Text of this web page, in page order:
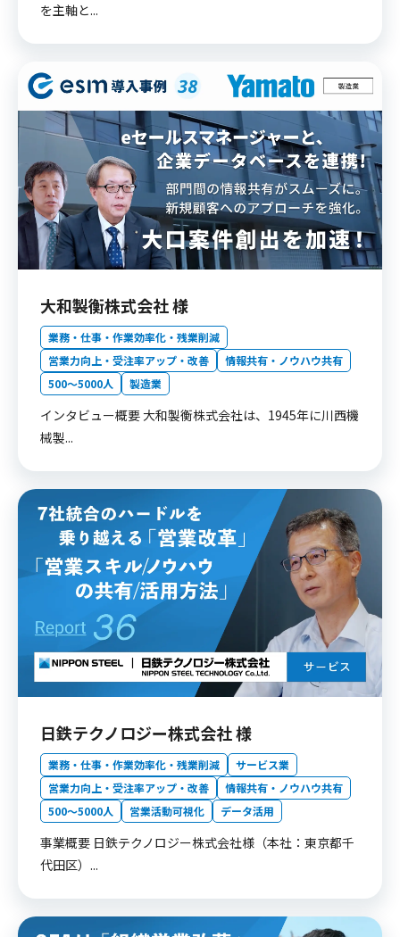
を主軸と...
大和製衡株式会社 様
業務・仕事・作業効率化・残業削減
営業力向上・受注率アップ・改善
情報共有・ノウハウ共有
500〜5000人
製造業
インタビュー概要 大和製衡株式会社は、1945年に川西機
械製...
日鉄テクノロジー株式会社 様
業務・仕事・作業効率化・残業削減
サービス業
営業力向上・受注率アップ・改善
情報共有・ノウハウ共有
500〜5000人
営業活動可視化 データ活用
事業概要 日鉄テクノロジー株式会社様（本社：東京都千
代田区）...